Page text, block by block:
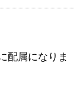
配属になりま